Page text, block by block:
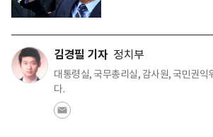
김경필 기자 정치부
대통령실, 국무총리실, 감사원, 국민권익
다.